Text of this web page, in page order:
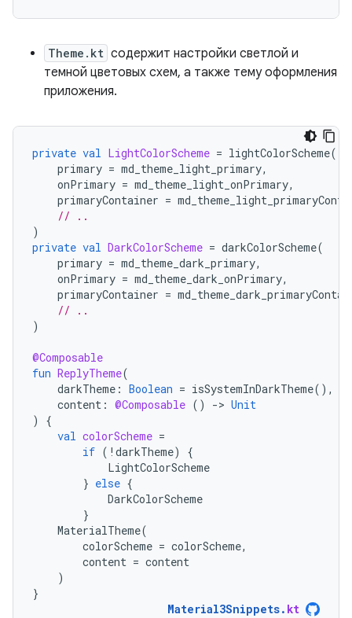
Theme.kt содержит настройки светлой и
темной цветовых схем, а также тему оформления
приложения.
private val LightColorScheme = lightColorScheme(
primary = md_theme_light_primary,
onPrimary = md_theme_light_onPrimary,
primaryContainer =
// ..
)
private val DarkColorScheme = darkColorScheme(
primary = md_theme_dark_primary,
onPrimary = md_theme_dark_onPrimary,
primaryContainer =
// ..
)
@Composable
fun ReplyTheme(
darkTheme : Boolean = isSystemInDarkTheme(),
content : @Composable () -> Unit
)
{
val colorScheme =
if ( ! darkTheme)
{
LightColorScheme
} else {
DarkColorScheme
}
MaterialTheme(
colorScheme = colorScheme,
content = content
)
}
Material3Snippets. kt